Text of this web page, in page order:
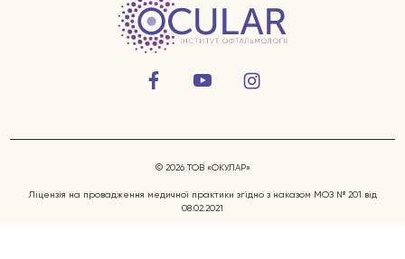
© 2026 ТОВ «ОКУЛАР»
Ліцензія на провадження медичної практики згідно з наказом МОЗ № 201 від
08.02.2021